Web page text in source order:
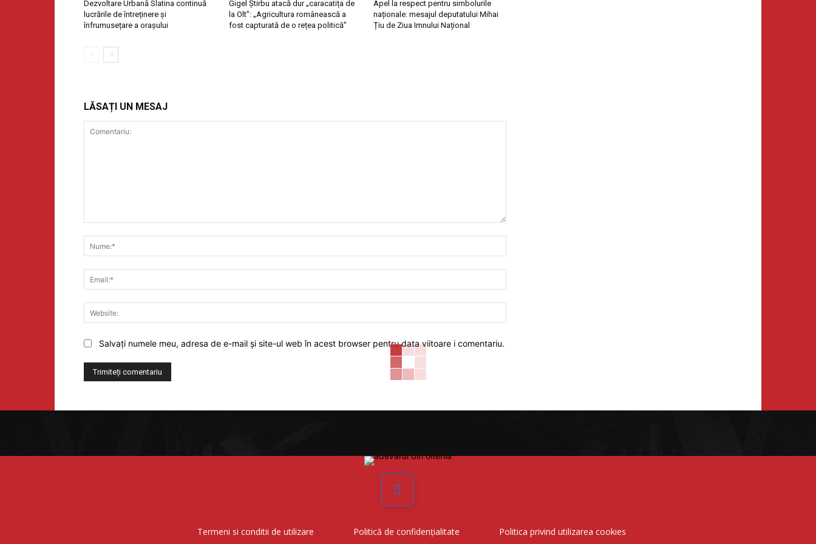
Dezvoltare Urbană Slatina continuă
lucrările de întreținere și
înfrumusețare a orașului
Gigel Știrbu atacă dur „caracatița de
la Olt”: „Agricultura românească a
fost capturată de o rețea politică”
Apel la respect pentru simbolurile
naționale: mesajul deputatului Mihai
Țiu de Ziua Imnului Național
LĂSAȚI UN MESAJ
Salvați numele meu, adresa de e-mail și site-ul web în acest browser pentru data viitoare i comentariu.
Termeni si conditii de utilizare Politică de confidențialitate Politica privind utilizarea cookies